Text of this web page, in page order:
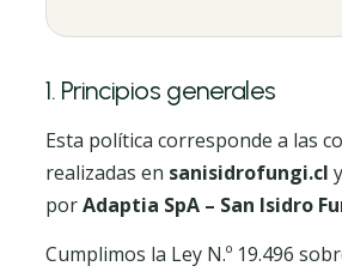
1. Principios generales
Esta política corresponde a las
realizadas en sanisidrofungi.cl
porAdaptia SpA – San Isidro
Cumplimos la Ley N.º 19.496